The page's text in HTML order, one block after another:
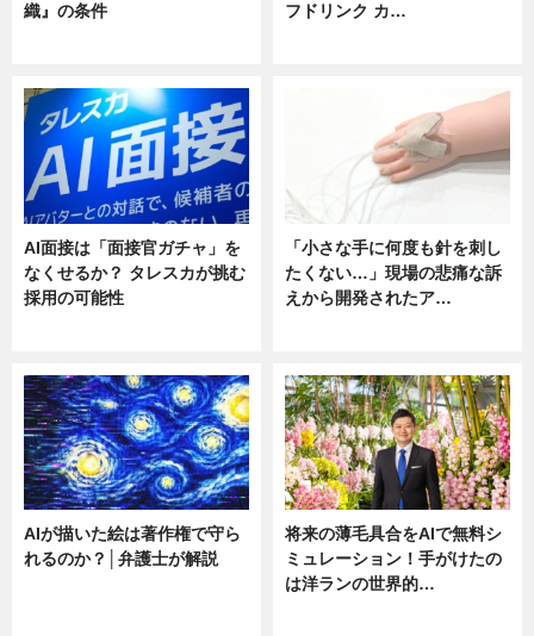
織』の条件
フドリンク カ…
AI面接は「面接官ガチャ」を
なくせるか？ タレスカが挑む
採用の可能性
「小さな手に何度も針を刺し
たくない…」現場の悲痛な訴
えから開発されたア…
AIが描いた絵は著作権で守ら
れるのか？│弁護士が解説
将来の薄毛具合をAIで無料シ
ミュレーション！手がけたの
は洋ランの世界的…